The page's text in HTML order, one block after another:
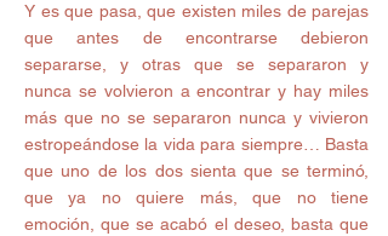
Y es que pasa, que existen miles de parejas
que antes de encontrarse debieron
separarse, y otras que se separaron y
nunca se volvieron a encontrar y hay miles
más que no se separaron nunca y vivieron
estropeándose la vida para siempre… Basta
que uno de los dos sienta que se terminó,
que ya no quiere más, que no tiene
emoción, que se acabó el deseo, basta que